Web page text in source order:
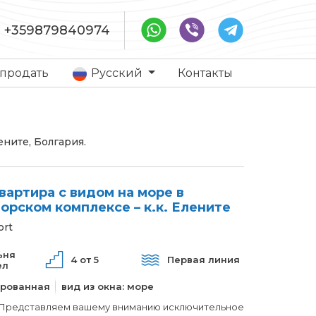
+359879840974
Русский Контакты
Болгария.
с видом на море в
комплексе – к.к. Елените
4 от 5 Первая линия
вид из окна: море
вашему вниманию исключительное